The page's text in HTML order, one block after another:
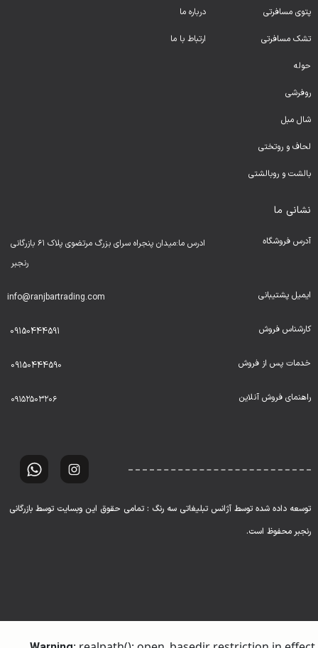
پتوی مسافرتی
تشک مسافرتی
حوله
روفرشی
شال مبل
لحاف و روتختی
بالشت و روبالشتی
درباره ما
ارتباط با ما
نشانی ما
آدرس فروشگاه
ادرس ما:میدان پنجراه سرای بزرگ مرتضوی پلاک ۶۱ بازرگانی
رنجبر
ایمیل پشتیبانی info@ranjbartrading.com
کارشناس فروش 09150444591
خدمات پس از فروش 09150444590
راهنمای فروش آنلاین ۰۹۱۵۲۵۰۳۲۰۶
توسعه داده شده توسط آژانس تبلیغاتی سه رنگ : تمامی حقوق این وبسایت توسط بازرگانی
رنجبر محفوظ است.